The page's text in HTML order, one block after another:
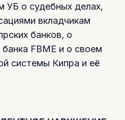
УБ о судебных делах,
вкладчикам
банков, о
FBME и о своем
системы Кипра и её